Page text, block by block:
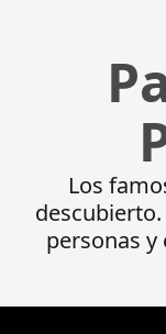
Los
personas